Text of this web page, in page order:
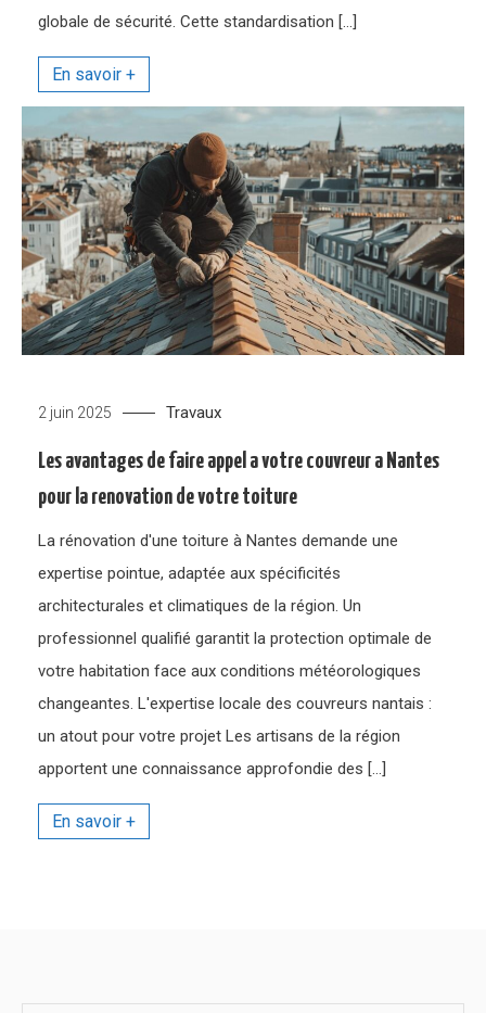
globale de sécurité. Cette standardisation […]
2 juin 2025 Travaux
Les avantages de faire appel a votre couvreur a Nantes
pour la renovation de votre toiture
La rénovation d'une toiture à Nantes demande une
expertise pointue, adaptée aux spécificités
architecturales et climatiques de la région. Un
professionnel qualifié garantit la protection optimale de
votre habitation face aux conditions météorologiques
changeantes. L'expertise locale des couvreurs nantais :
un atout pour votre projet Les artisans de la région
apportent une connaissance approfondie des […]